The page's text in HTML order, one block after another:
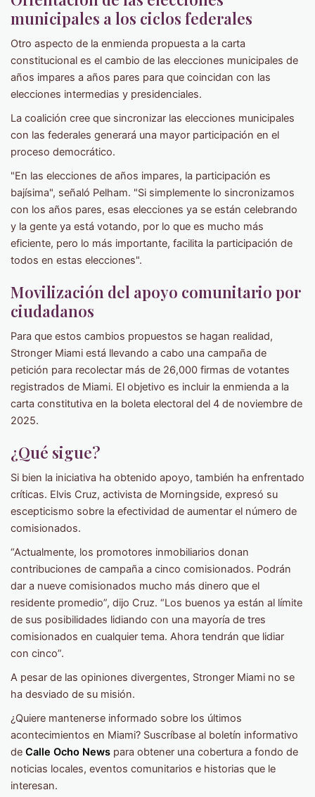
municipales a los ciclos federales
Otro aspecto de la enmienda propuesta a la carta
constitucional es el cambio de las elecciones municipales de
años impares a años pares para que coincidan con las
elecciones intermedias y presidenciales.
La coalición cree que sincronizar las elecciones municipales
con las federales generará una mayor participación en el
proceso democrático.
"En las elecciones de años impares, la participación es
bajísima", señaló Pelham. "Si simplemente lo sincronizamos
con los años pares, esas elecciones ya se están celebrando
y la gente ya está votando, por lo que es mucho más
eficiente, pero lo más importante, facilita la participación de
todos en estas elecciones".
Movilización del apoyo comunitario por
ciudadanos
Para que estos cambios propuestos se hagan realidad,
Stronger Miami está llevando a cabo una campaña de
petición para recolectar más de 26,000 firmas de votantes
registrados de Miami. El objetivo es incluir la enmienda a la
carta constitutiva en la boleta electoral del 4 de noviembre de
2025.
¿Qué sigue?
Si bien la iniciativa ha obtenido apoyo, también ha enfrentado
críticas. Elvis Cruz, activista de Morningside, expresó su
escepticismo sobre la efectividad de aumentar el número de
comisionados.
“Actualmente, los promotores inmobiliarios donan
contribuciones de campaña a cinco comisionados. Podrán
dar a nueve comisionados mucho más dinero que el
residente promedio”, dijo Cruz. “Los buenos ya están al límite
de sus posibilidades lidiando con una mayoría de tres
comisionados en cualquier tema. Ahora tendrán que lidiar
con cinco”.
A pesar de las opiniones divergentes, Stronger Miami no se
ha desviado de su misión.
¿Quiere mantenerse informado sobre los últimos
acontecimientos en Miami? Suscríbase al boletín informativo
de Calle Ocho News para obtener una cobertura a fondo de
noticias locales, eventos comunitarios e historias que le
interesan.